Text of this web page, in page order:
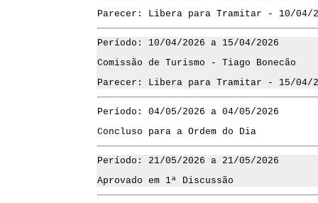
Parecer: Libera para Tramitar - 10/04/
Período: 10/04/2026 a 15/04/2026
Comissão de Turismo - Tiago Bonecão
Parecer: Libera para Tramitar - 15/04/
Período: 04/05/2026 a 04/05/2026
Concluso para a Ordem do Dia
Período: 21/05/2026 a 21/05/2026
Aprovado em 1ª Discussão